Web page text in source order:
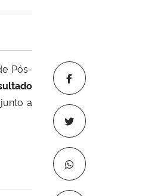
Pós-
junto a